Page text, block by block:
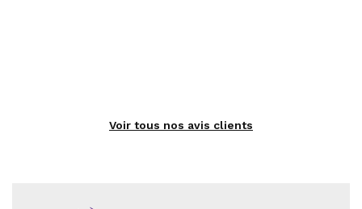
Voir tous nos avis clients